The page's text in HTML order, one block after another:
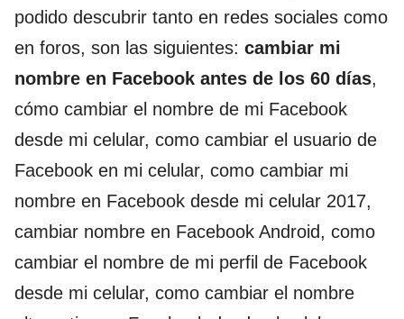
podido descubrir tanto en redes sociales como
en foros, son las siguientes: cambiar mi
nombre en Facebook antes de los 60 días,
cómo cambiar el nombre de mi Facebook
desde mi celular, como cambiar el usuario de
Facebook en mi celular, como cambiar mi
nombre en Facebook desde mi celular 2017,
cambiar nombre en Facebook Android, como
cambiar el nombre de mi perfil de Facebook
desde mi celular, como cambiar el nombre